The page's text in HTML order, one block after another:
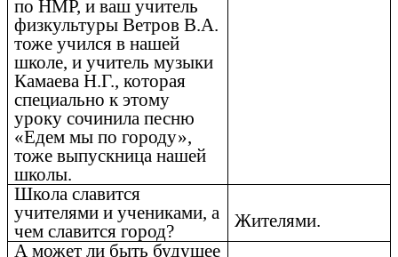
по НМР, и ваш учитель
физкультуры Ветров В.А.
тоже учился в нашей
школе, и учитель музыки
Камаева Н.Г., которая
специально к этому
уроку сочинила песню
«Едем мы по городу»,
тоже выпускница нашей
школы.
Школа славится
учителями и учениками, а
чем славится город?
Жителями.
А может ли быть будущее